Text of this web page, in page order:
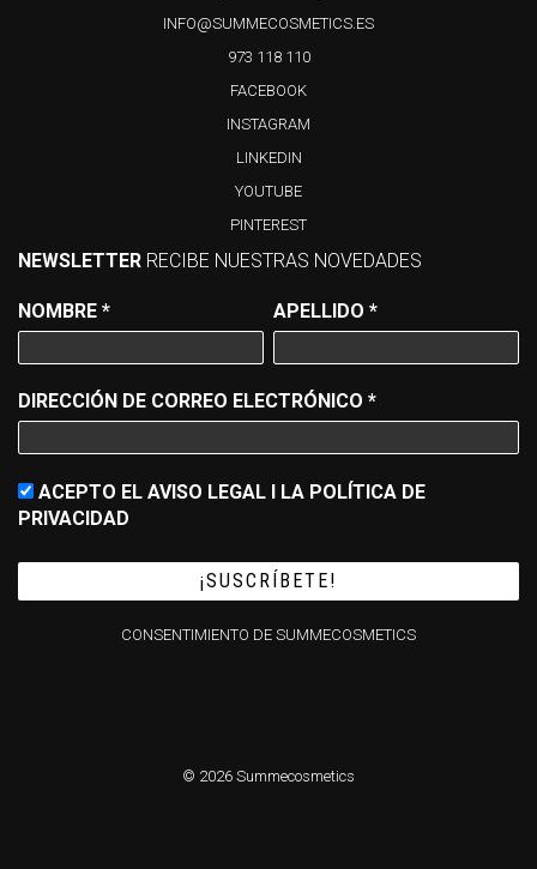
INFO@SUMMECOSMETICS.ES
973 118 110
FACEBOOK
INSTAGRAM
LINKEDIN
YOUTUBE
PINTEREST
NEWSLETTER RECIBE NUESTRAS NOVEDADES
NOMBRE * APELLIDO*
DIRECCIÓN DE CORREO ELECTRÓNICO *
ACEPTO EL AVISO LEGAL I LA POLÍTICA DE
PRIVACIDAD
CONSENTIMIENTO DE SUMMECOSMETICS
© 2026 Summecosmetics